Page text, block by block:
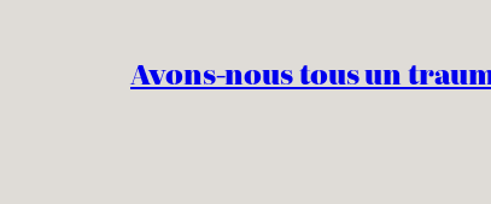
Avons-nous tous un